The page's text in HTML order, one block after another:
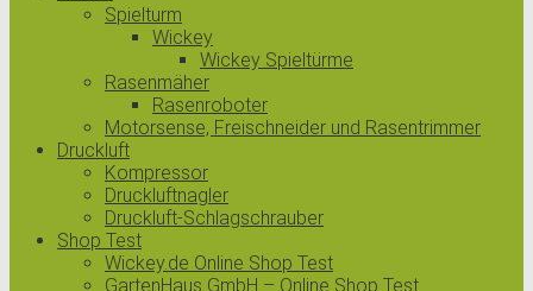
Spielturm
Wickey
Wickey Spieltürme
Rasenmäher
Rasenroboter
Motorsense, Freischneider und Rasentrimmer
Druckluft
Kompressor
Druckluftnagler
Druckluft-Schlagschrauber
Shop Test
Wickey.de Online Shop Test
GartenHaus GmbH – Online Shop Test